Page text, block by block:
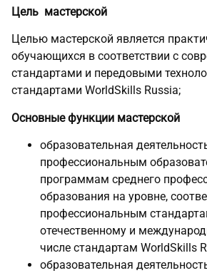
Цель мастерской
Целью мастерской является
обучающихся в соответствии с
стандартами и передовыми
стандартами WorldSkills Russia;
Основные функции мастерской
образовательная
профессиональным
программам среднего
образования на уровне,
профессиональным
отечественному и
числе стандартам WorldSkills
образовательная